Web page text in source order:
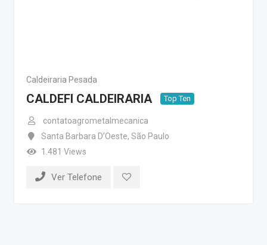
Caldeiraria Pesada
CALDEFI CALDEIRARIA Top Ten
contatoagrometalmecanica
Santa Barbara D’Oeste, São Paulo
1.481 Views
Ver Telefone